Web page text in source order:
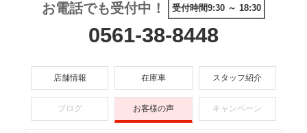
お電話でも受付中！ 受付時間9:30 ～ 18:30
0561-38-8448
店舗情報 在庫車 スタッフ紹介
ブログ お客様の声 キャンペーン